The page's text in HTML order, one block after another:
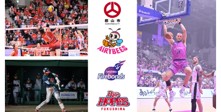
本
文
へ